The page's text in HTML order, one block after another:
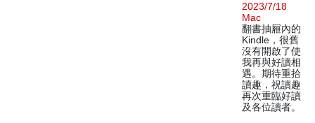
2023/7/18
Mac
翻書抽屜內的
Kindle，很舊
沒有開啟了使
我再與好讀相
遇。期待重拾
讀趣，祝讀趣
再次重臨好讀
及各位讀者。